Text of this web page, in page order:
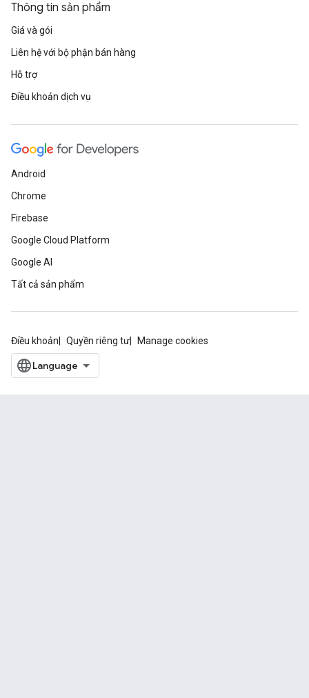
Thông tin sản phẩm
Giá và gói
Liên hệ với bộ phận bán hàng
Hỗ trợ
Điều khoản dịch vụ
Android
Chrome
Firebase
Google Cloud Platform
Google AI
Tất cả sản phẩm
Điều khoản Quyền riêng tư Manage cookies